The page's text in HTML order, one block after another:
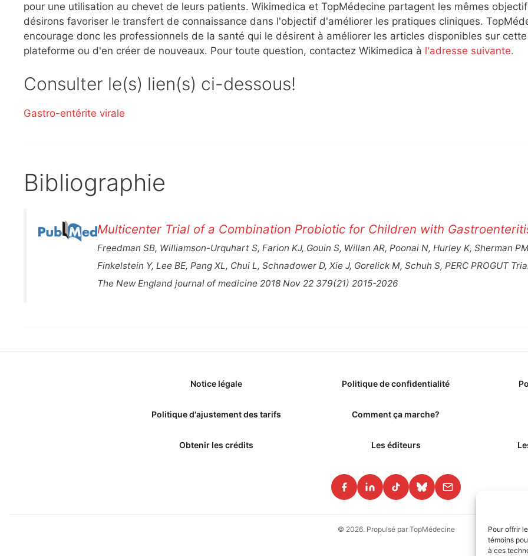
Pour offrir
témoins
à ces
pour une utilisation au chevet de leurs patients. Wikimedica et TopMédecine partagent les mêmes
désirons favoriser le transfert de connaissance dans l'objectif d'améliorer les pratiques cliniques.
encourage donc les professionnels de la santé qui le désirent à améliorer les articles disponibles sur cette
plateforme ou d'en créer de nouveaux. Pour toute question, contactez Wikimedica à l'adresse suivante.
Consulter le(s) lien(s) ci-dessous!
Gastro-entérite virale
Bibliographie
Multicenter Trial of a Combination Probiotic for Children with
Freedman SB, Williamson-Urquhart S, Farion KJ, Gouin S, Willan AR, Poonai N, Hurley K, Sherman
Finkelstein Y, Lee BE, Pang XL, Chui L, Schnadower D, Xie J, Gorelick M, Schuh S, PERC PROGUT
The New England journal of medicine 2018 Nov 22 379(21) 2015-2026
Notice légale Politique de confidentialité
Politique d'ajustement des tarifs Comment ça marche?
Obtenir les crédits Les éditeurs
© 2026. Propulsé par TopMédecine